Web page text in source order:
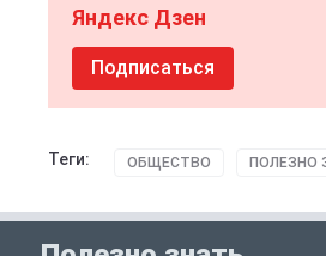
Яндекс Дзен
Подписаться
Теги: ОБЩЕСТВО ПОЛЕЗНО